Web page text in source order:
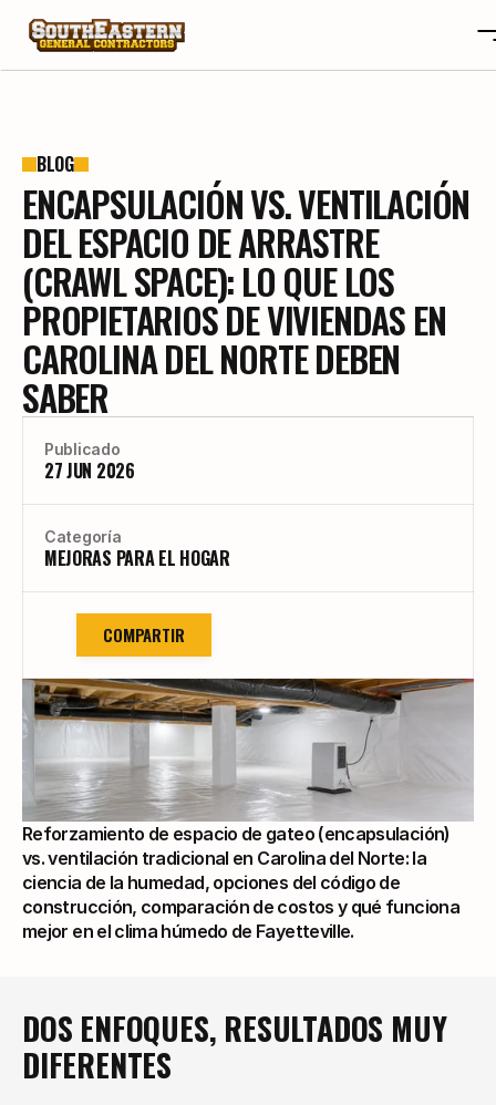
OTA
PROYECTOS
PROYECTOS
RESEÑAS
RESEÑAS
BLOGS
BLOGS
CAREERS
CAREERS
CONTACTO
CONTACTO
BLOG
ENCAPSULACIÓN VS. VENTILACIÓN
DEL ESPACIO DE ARRASTRE
(CRAWL SPACE): LO QUE LOS
PROPIETARIOS DE VIVIENDAS EN
CAROLINA DEL NORTE DEBEN
SABER
Publicado
27 JUN 2026
Categoría
MEJORAS PARA EL HOGAR
COMPARTIR
Reforzamiento de espacio de gateo (encapsulación)
vs. ventilación tradicional en Carolina del Norte: la
ciencia de la humedad, opciones del código de
construcción, comparación de costos y qué funciona
mejor en el clima húmedo de Fayetteville.
DOS ENFOQUES, RESULTADOS MUY
DIFERENTES